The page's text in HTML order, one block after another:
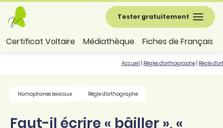
Tester gratuitement
Certificat Voltaire Médiathèque Fiches de Français
Accueil Règles d'orthographe Règle
Homophones lexicaux Règle d'orthographe
Faut-il écrire « bâiller », «